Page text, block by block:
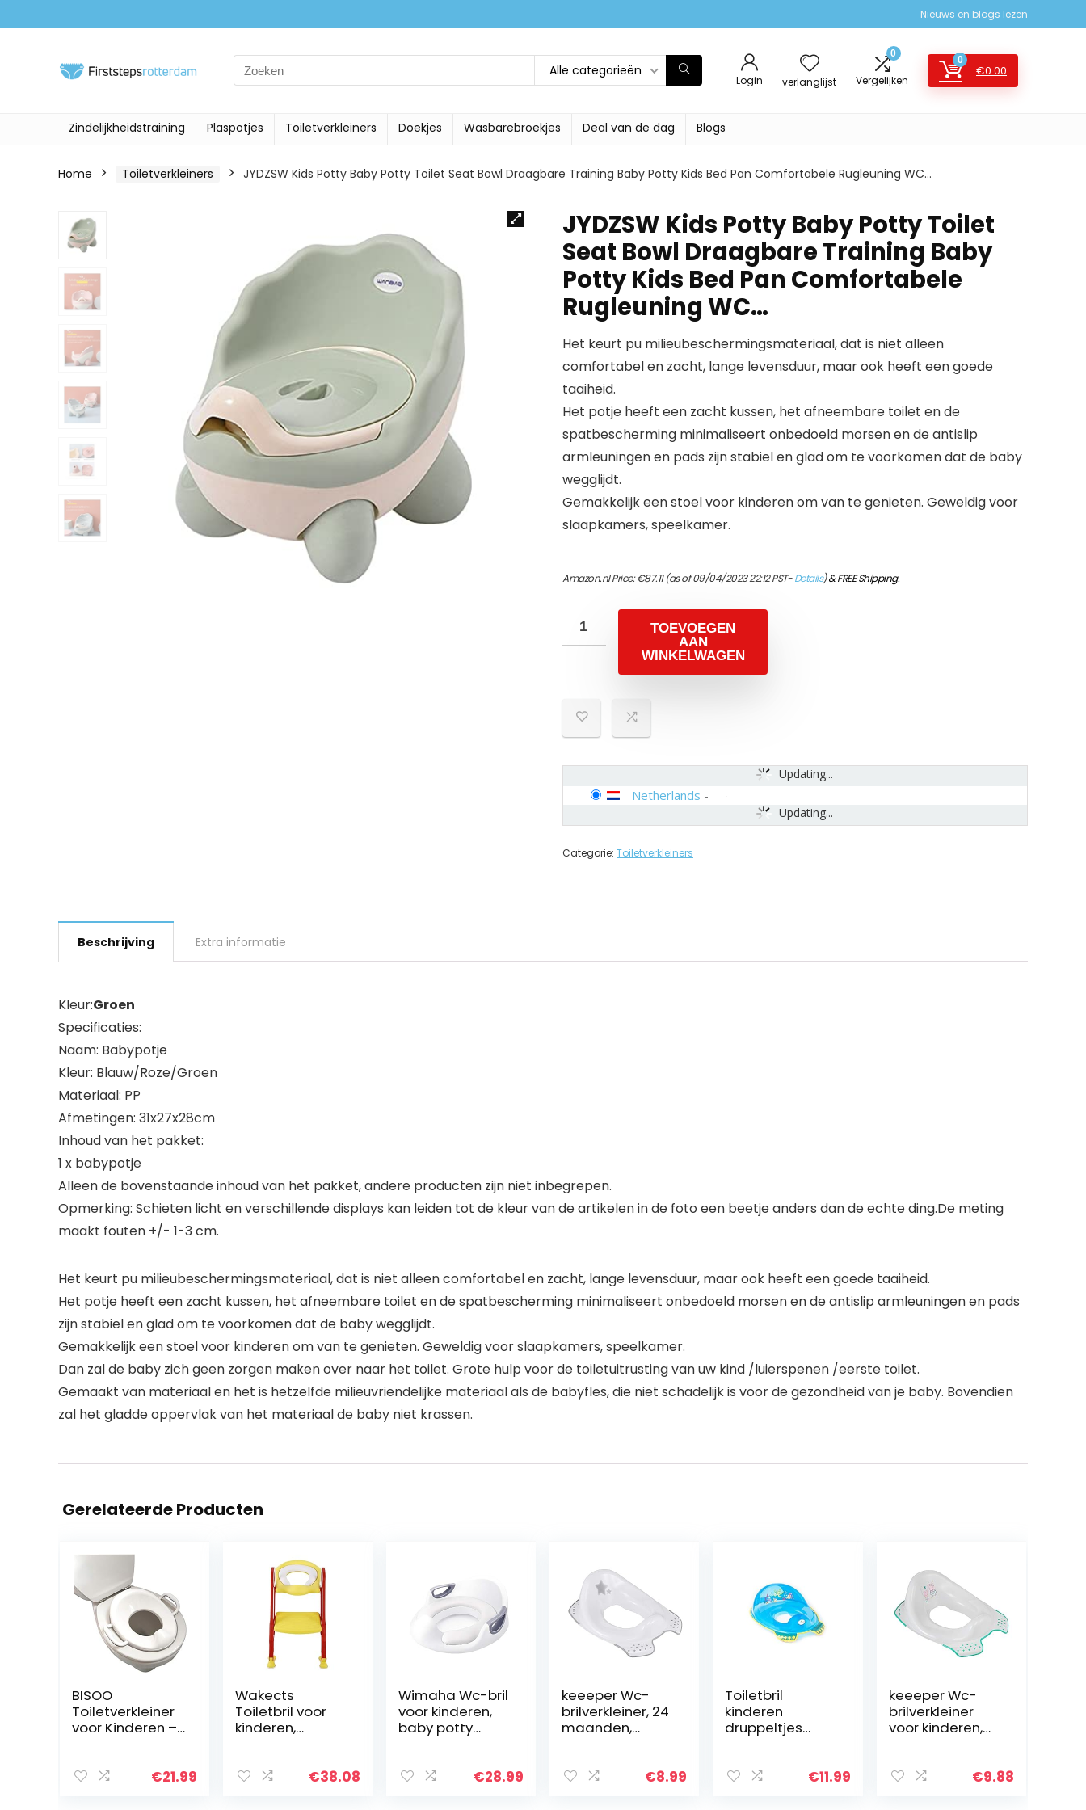
Nieuws en blogs lezen
Search
for:
Alle categorieën
Login verlanglijst
0
Vergelijken
0
€0.00
Zindelijkheidstraining Plaspotjes Toiletverkleiners Doekjes Wasbarebroekjes Deal van de dag Blogs
Home Toiletverkleiners JYDZSW Kids Potty Baby Potty Toilet Seat Bowl Draagbare Training Baby Potty Kids Bed Pan Comfortabele Rugleuning WC…
JYDZSW Kids Potty Baby Potty Toilet
Seat Bowl Draagbare Training Baby
Potty Kids Bed Pan Comfortabele
Rugleuning WC…
Het keurt pu milieubeschermingsmateriaal, dat is niet alleen
comfortabel en zacht, lange levensduur, maar ook heeft een goede
taaiheid.
Het potje heeft een zacht kussen, het afneembare toilet en de
spatbescherming minimaliseert onbedoeld morsen en de antislip
armleuningen en pads zijn stabiel en glad om te voorkomen dat de baby
wegglijdt.
Gemakkelijk een stoel voor kinderen om van te genieten. Geweldig voor
slaapkamers, speelkamer.
Amazon.nl Price:€87.11(as of 09/04/2023 22:12 PST-Details)&FREE Shipping.
TOEVOEGEN
AAN
WINKELWAGEN
Updating...
Updating...
Netherlands -
Categorie: Toiletverkleiners
Beschrijving Extra informatie
Kleur:Groen
Specificaties:
Naam: Babypotje
Kleur: Blauw/Roze/Groen
Materiaal: PP
Afmetingen: 31x27x28cm
Inhoud van het pakket:
1 x babypotje
Alleen de bovenstaande inhoud van het pakket, andere producten zijn niet inbegrepen.
Opmerking: Schieten licht en verschillende displays kan leiden tot de kleur van de artikelen in de foto een beetje anders dan de echte ding.De meting
maakt fouten +/- 1-3 cm.
Het keurt pu milieubeschermingsmateriaal, dat is niet alleen comfortabel en zacht, lange levensduur, maar ook heeft een goede taaiheid.
Het potje heeft een zacht kussen, het afneembare toilet en de spatbescherming minimaliseert onbedoeld morsen en de antislip armleuningen en pads
zijn stabiel en glad om te voorkomen dat de baby wegglijdt.
Gemakkelijk een stoel voor kinderen om van te genieten. Geweldig voor slaapkamers, speelkamer.
Dan zal de baby zich geen zorgen maken over naar het toilet. Grote hulp voor de toiletuitrusting van uw kind /luierspenen /eerste toilet.
Gemaakt van materiaal en het is hetzelfde milieuvriendelijke materiaal als de babyfles, die niet schadelijk is voor de gezondheid van je baby. Bovendien
zal het gladde oppervlak van het materiaal de baby niet krassen.
Gerelateerde Producten
BISOO
Toiletverkleiner
voor Kinderen –
Toilettrainer –
€21.99
Wakects
Toiletbril voor
kinderen,
kinderen, zacht,
€38.08
Wimaha Wc-bril
voor kinderen,
baby potty
toiletbril voor
€28.99
keeeper Wc-
brilverkleiner, 24
maanden,
€8.99
Toiletbril
kinderen
druppeltjes
slip veilig TÜV
€11.99
keeeper Wc-
brilverkleiner
voor kinderen,
ca. 4 jaar, met
€9.88